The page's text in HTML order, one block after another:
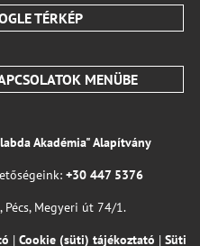
TÉRKÉP
MENÜBE
Akadémia" Alapítvány
+30 447 5376
Pécs, Megyeri út 74/1.
| Cookie (süti) tájékoztató | Süti